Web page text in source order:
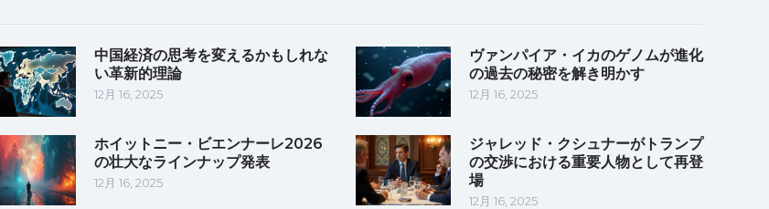
中国経済の思考を変えるかもしれな
い革新的理論
12月 16, 2025
ヴァンパイア・イカのゲノムが進化
の過去の秘密を解き明かす
12月 16, 2025
ホイットニー・ビエンナーレ2026
の壮大なラインナップ発表
12月 16, 2025
ジャレッド・クシュナーがトランプ
の交渉における重要人物として再登
場
12月 16, 2025